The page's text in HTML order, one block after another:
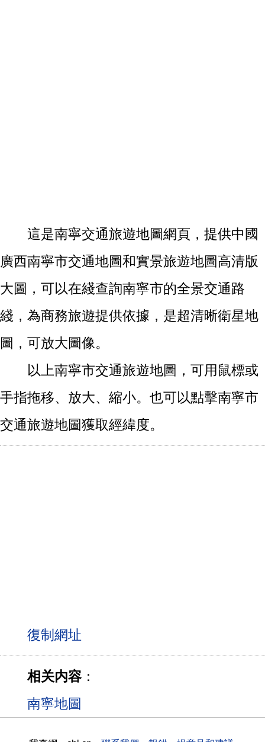
這是南寧交通旅遊地圖網頁，提供中國
廣西南寧市交通地圖和實景旅遊地圖高清版
大圖，可以在綫查詢南寧市的全景交通路
綫，為商務旅遊提供依據，是超清晰衛星地
圖，可放大圖像。
以上南寧市交通旅遊地圖，可用鼠標或
手指拖移、放大、縮小。也可以點擊南寧市
交通旅遊地圖獲取經緯度。
相关内容：
南寧地圖